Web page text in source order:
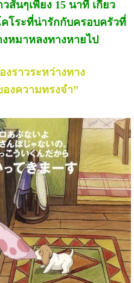
สั้นๆเพียง 15 นาที เกี่ยว
โระที่น่ารักกับครอบครัวที่
หมาหลงทางหายไป
งราวระหว่างทาง
งความทรงจำ”